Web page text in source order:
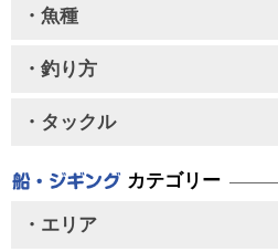
・魚種
・釣り方
・タックル
カテゴリー
・エリア